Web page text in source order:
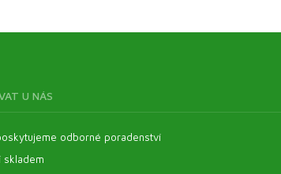
U NÁS
odborné poradenství
skladem